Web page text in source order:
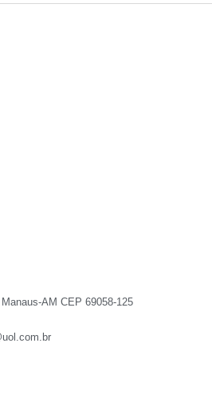
AM CEP 69058-125